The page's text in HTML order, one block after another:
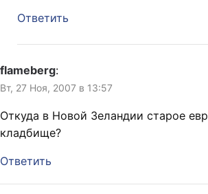
Ответить
flameberg:
Вт, 27 Ноя, 2007 в 13:57
Откуда в Новой Зеландии старое
кладбище?
Ответить